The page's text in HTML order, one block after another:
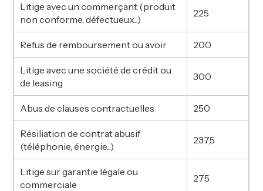
Litige avec un commerçant (produit
non conforme, défectueux...)
225
Refus de remboursement ou avoir 200
Litige avec une société de crédit ou
de leasing
300
Abus de clauses contractuelles 250
Résiliation de contrat abusif
(téléphonie, énergie...)
237,5
Litige sur garantie légale ou
commerciale
275